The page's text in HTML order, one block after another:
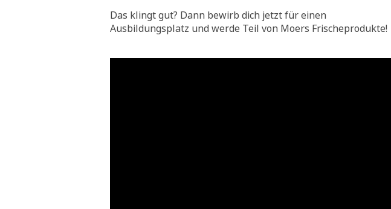
Das klingt gut? Dann bewirb dich jetzt für einen
Ausbildungsplatz und werde Teil von Moers Frischeprodukte!